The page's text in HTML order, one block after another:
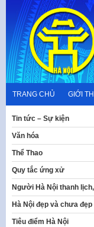
content
TRANG CHỦ GIỚI
Tin tức – Sự kiện
Văn hóa
Thể Thao
Quy tắc ứng xử
Người Hà Nội thanh
Hà Nội đẹp và chưa đẹp
Tiêu điểm Hà Nội